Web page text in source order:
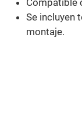
Compatible
Se incluyen
montaje.